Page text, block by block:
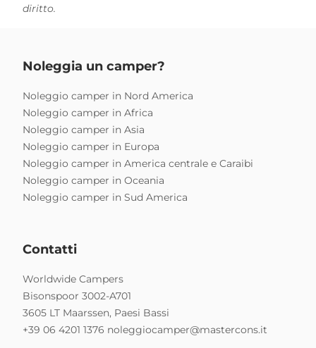
diritto.
Noleggia un camper?
Noleggio camper in Nord America
Noleggio camper in Africa
Noleggio camper in Asia
Noleggio camper in Europa
Noleggio camper in America centrale e Caraibi
Noleggio camper in Oceania
Noleggio camper in Sud America
Contatti
Worldwide Campers
Bisonspoor 3002-A701
3605 LT Maarssen, Paesi Bassi
+39 06 4201 1376 noleggiocamper@mastercons.it